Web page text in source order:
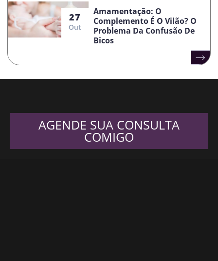
27
Out
Amamentação: O
Complemento É O Vilão? O
Problema Da Confusão De
Bicos
AGENDE SUA CONSULTA
COMIGO